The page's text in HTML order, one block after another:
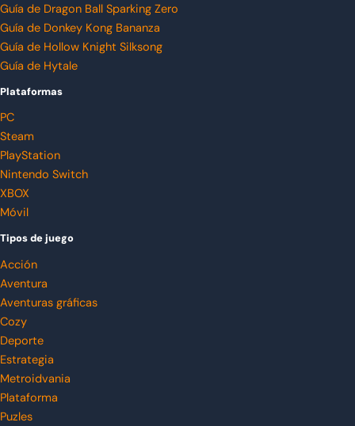
Guía de Dragon Ball Sparking Zero
Guía de Donkey Kong Bananza
Guía de Hollow Knight Silksong
Guía de Hytale
Plataformas
PC
Steam
PlayStation
Nintendo Switch
XBOX
Móvil
Tipos de juego
Acción
Aventura
Aventuras gráficas
Cozy
Deporte
Estrategia
Metroidvania
Plataforma
Puzles